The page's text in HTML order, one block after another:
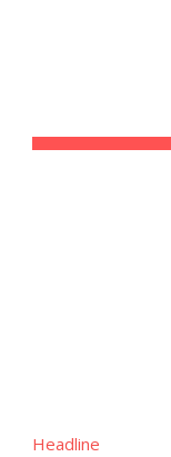
Headline